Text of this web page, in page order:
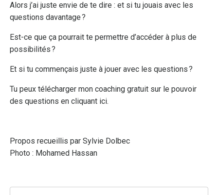
Alors j’ai juste envie de te dire : et si tu jouais avec les
questions davantage ?
Est-ce que ça pourrait te permettre d’accéder à plus de
possibilités ?
Et si tu commençais juste à jouer avec les questions ?
Tu peux télécharger mon coaching gratuit sur le pouvoir
des questions en cliquant ici.
Propos recueillis par Sylvie Dolbec
Photo : Mohamed Hassan